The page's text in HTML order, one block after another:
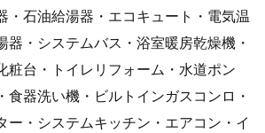
・石油給湯器・エコキュート・電気温
器・システムバス・浴室暖房乾燥機・
粧台・トイレリフォーム・水道ポン
食器洗い機・ビルトインガスコンロ・
ー・システムキッチン・エアコン・イ